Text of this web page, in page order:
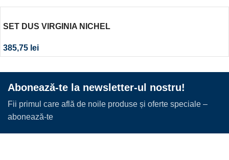
SET DUS VIRGINIA NICHEL
385,75 lei
Abonează-te la newsletter-ul nostru!
Fii primul care află de noile produse și oferte speciale –
abonează-te